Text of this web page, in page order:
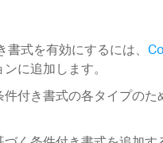
式を有効にするには、
に追加します。
付き書式の各タイプの